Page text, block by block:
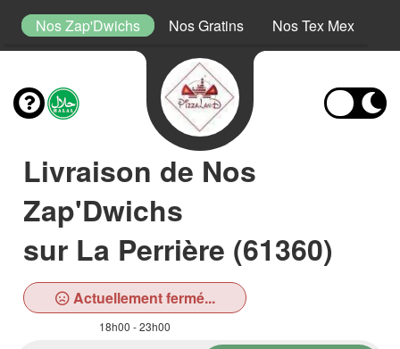
Nos Zap'Dwichs Nos Gratins Nos Tex Mex
Livraison de Nos
Zap'Dwichs
sur La Perrière (61360)
Actuellement fermé...
18h00 - 23h00